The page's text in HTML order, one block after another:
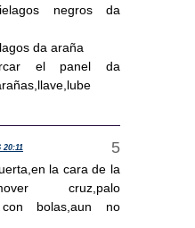
negros da
da araña
el panel da
20:11
la cara de la
cruz,palo
con bolas,aun no